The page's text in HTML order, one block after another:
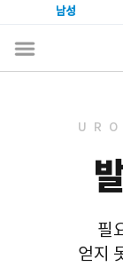
남성
필
얻지